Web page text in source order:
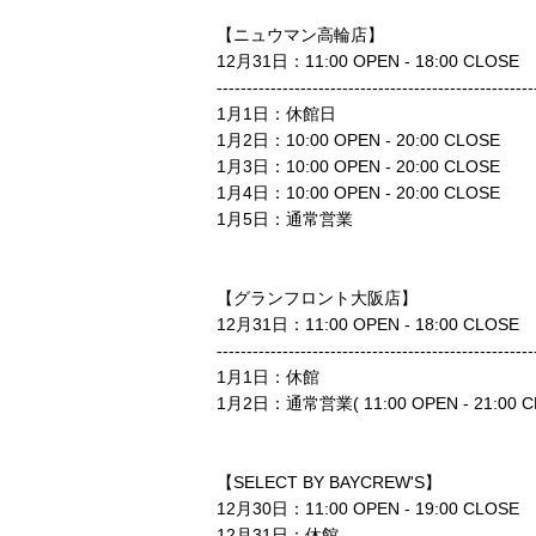
【ニュウマン高輪店】
12月31日：11:00 OPEN - 18:00 CLOSE
1月1日：休館日
1月2日：10:00 OPEN - 20:00 CLOSE
1月3日：10:00 OPEN - 20:00 CLOSE
1月4日：10:00 OPEN - 20:00 CLOSE
1月5日：通常営業
【グランフロント大阪店】
12月31日：11:00 OPEN - 18:00 CLOSE
1月1日：休館
1月2日：通常営業( 11:00 OPEN - 21:00
【SELECT BY BAYCREW'S】
12月30日：11:00 OPEN - 19:00 CLOSE